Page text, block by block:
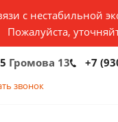
с нестабильной
Пожалуйста,
Громова 13 +7
звонок